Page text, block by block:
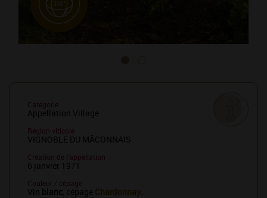
Catégorie
Appellation Village
Région viticole
VIGNOBLE DU MÂCONNAIS
Création de l'appellation
6 janvier 1971
Couleur / cépage
Vin blanc, cépage Chardonnay.